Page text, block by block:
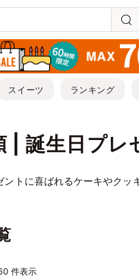
スイーツ ランキング
| 誕生日プレ
ントに喜ばれるケーキやクッ
件表示